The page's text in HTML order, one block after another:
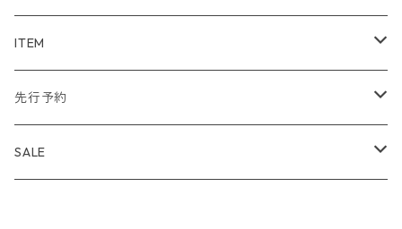
WIND AND SEA
アウター
トップス
NAISSANCE
アウター
bal
ITEM
アウター
トップス
先行予約
TODAYFUL 2020 SUMMER
SALE